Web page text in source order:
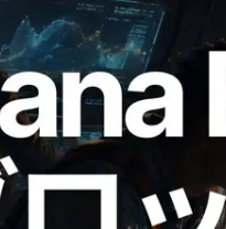
ブロックア
単位のブロッ